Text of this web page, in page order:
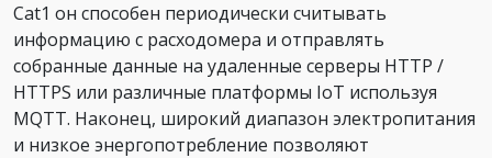
Cat1 он способен периодически считывать
информацию с расходомера и отправлять
собранные данные на удаленные серверы HTTP /
HTTPS или различные платформы IoT используя
MQTT. Наконец, широкий диапазон электропитания
и низкое энергопотребление позволяют